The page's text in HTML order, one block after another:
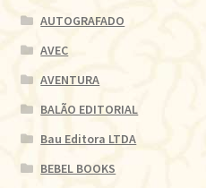
AUTOGRAFADO
AVEC
AVENTURA
BALÃO EDITORIAL
Bau Editora LTDA
BEBEL BOOKS